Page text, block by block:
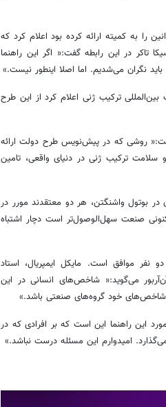
را به کمیته ارائه کرده بود اعلام کرد که
تاکر در این رابطه گفت:« اگر این راهنما
نگران می‌شدیم. اما اصلا اینطور نیست.»
ترکیب ژنی اعلام کرد از این طرح
روشی که در پیش‌نویس طرح دولت ارائه
سلامت ترکیب ژنی در دنیای واقعی، تامین
بوتول واشنگتن، هر دو معتقدند مورر در
صنعت سهل‌الوصول‌تر است دچار اشتباه
نفر موافق است. مایکل ایمپریال، استاد
می‌گوید:« شاخص‌های انسانی در این
شاخص‌های خود گروه‌های صنعتی باشد.»
این راهنما این است که بر افرادی که در
امیدوارم این مسئله درست نباشد.»